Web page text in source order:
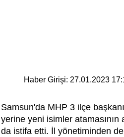
Haber Girişi: 27.01.2023
Samsun'da MHP 3 ilçe
yerine yeni isimler atamasının
da istifa etti. İl yönetiminden